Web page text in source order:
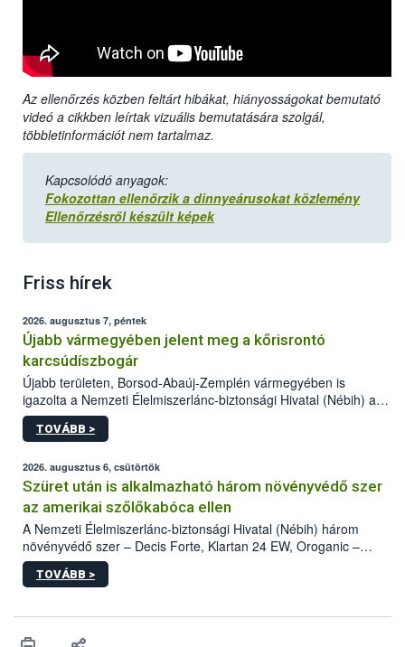
Az ellenőrzés közben feltárt hibákat, hiányosságokat bemutató
videó a cikkben leírtak vizuális bemutatására szolgál,
többletinformációt nem tartalmaz.
Kapcsolódó anyagok:
Fokozottan ellenőrzik a dinnyeárusokat közlemény
Ellenőrzésről készült képek
Friss hírek
2026. augusztus 7, péntek
Újabb vármegyében jelent meg a kőrisrontó
karcsúdíszbogár
Újabb területen, Borsod-Abaúj-Zemplén vármegyében is
igazolta a Nemzeti Élelmiszerlánc-biztonsági Hivatal (Nébih) a
kőrisrontó karcsúdíszbogár (Agrilus planipennis) jelenlétét. A
kártevőt nem csak színcsapdában találták meg, de már fertőzött
az intenzív felderítést, emellett az intézkedéseket a szlovák
hatósággal is összehangolják a terjedés megállítása érdekében.
TOVÁBB >
2026. augusztus 6, csütörtök
Szüret után is alkalmazható három növényvédő szer
az amerikai szőlőkabóca ellen
A Nemzeti Élelmiszerlánc-biztonsági Hivatal (Nébih) három
növényvédő szer – Decis Forte, Klartan 24 EW, Oroganic –
engedélyokiratát módosította, így azok a szüretet követően,
egészen a vesszőérettség (BBCH 91) stádiumáig
érésű szőlőkben is legyen lehetőség a károsító elleni további
TOVÁBB >